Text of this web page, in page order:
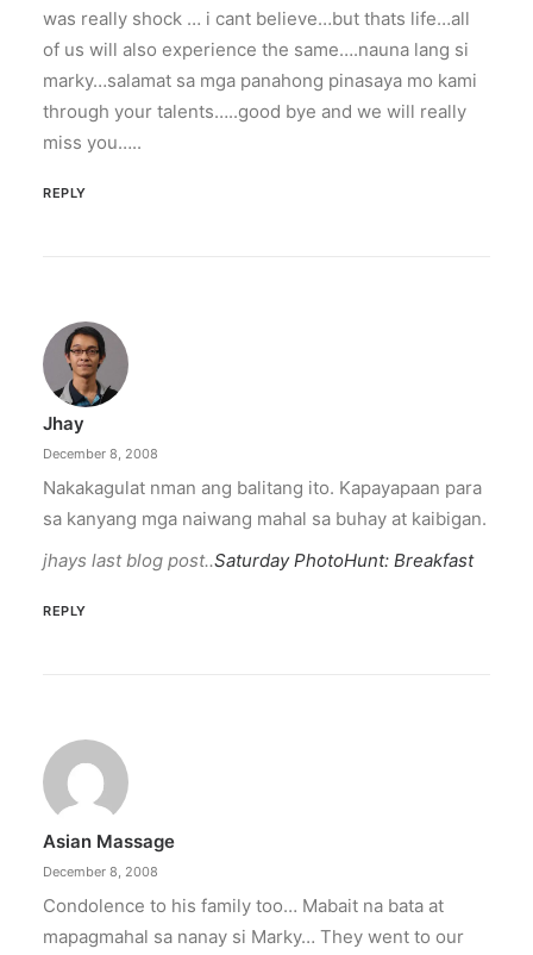
was really shock … i cant believe…but thats life…all
of us will also experience the same….nauna lang si
marky…salamat sa mga panahong pinasaya mo kami
through your talents…..good bye and we will really
miss you…..
REPLY
Jhay
December 8, 2008
Nakakagulat nman ang balitang ito. Kapayapaan para
sa kanyang mga naiwang mahal sa buhay at kaibigan.
jhays last blog post..Saturday PhotoHunt: Breakfast
REPLY
Asian Massage
December 8, 2008
Condolence to his family too… Mabait na bata at
mapagmahal sa nanay si Marky… They went to our